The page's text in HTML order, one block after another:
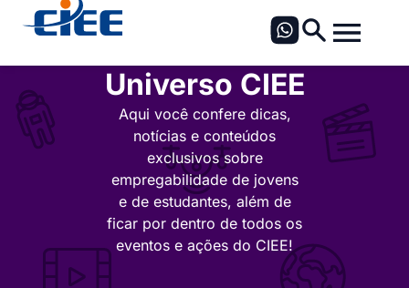
Universo CIEE
Aqui você confere dicas,
notícias e conteúdos
exclusivos sobre
empregabilidade de jovens
e de estudantes, além de
ficar por dentro de todos os
eventos e ações do CIEE!